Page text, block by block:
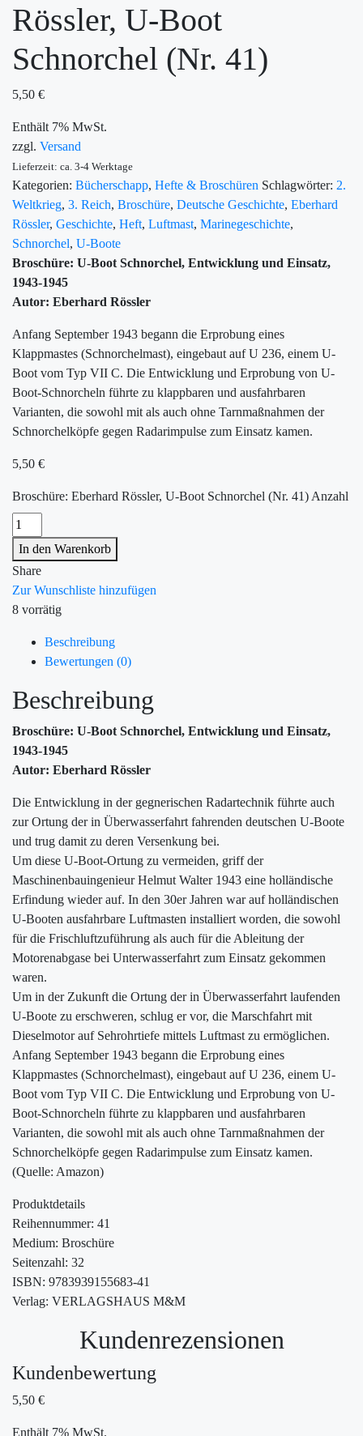
Rössler, U-Boot
Schnorchel (Nr. 41)
5,50 €
Enthält 7% MwSt.
zzgl. Versand
Lieferzeit: ca. 3-4 Werktage
Kategorien: Bücherschapp, Hefte & Broschüren Schlagwörter: 2.
Weltkrieg, 3. Reich, Broschüre, Deutsche Geschichte, Eberhard
Rössler, Geschichte, Heft, Luftmast, Marinegeschichte,
Schnorchel, U-Boote
Broschüre: U-Boot Schnorchel, Entwicklung und Einsatz,
1943-1945
Autor: Eberhard Rössler
Anfang September 1943 begann die Erprobung eines
Klappmastes (Schnorchelmast), eingebaut auf U 236, einem U-
Boot vom Typ VII C. Die Entwicklung und Erprobung von U-
Boot-Schnorcheln führte zu klappbaren und ausfahrbaren
Varianten, die sowohl mit als auch ohne Tarnmaßnahmen der
Schnorchelköpfe gegen Radarimpulse zum Einsatz kamen.
5,50 €
Broschüre: Eberhard Rössler, U-Boot Schnorchel (Nr. 41) Anzahl
In den Warenkorb
Share
Zur Wunschliste hinzufügen
8 vorrätig
Beschreibung
Bewertungen (0)
Beschreibung
Broschüre: U-Boot Schnorchel, Entwicklung und Einsatz,
1943-1945
Autor: Eberhard Rössler
Die Entwicklung in der gegnerischen Radartechnik führte auch
zur Ortung der in Überwasserfahrt fahrenden deutschen U-Boote
und trug damit zu deren Versenkung bei.
Um diese U-Boot-Ortung zu vermeiden, griff der
Maschinenbauingenieur Helmut Walter 1943 eine holländische
Erfindung wieder auf. In den 30er Jahren war auf holländischen
U-Booten ausfahrbare Luftmasten installiert worden, die sowohl
für die Frischluftzuführung als auch für die Ableitung der
Motorenabgase bei Unterwasserfahrt zum Einsatz gekommen
waren.
Um in der Zukunft die Ortung der in Überwasserfahrt laufenden
U-Boote zu erschweren, schlug er vor, die Marschfahrt mit
Dieselmotor auf Sehrohrtiefe mittels Luftmast zu ermöglichen.
Anfang September 1943 begann die Erprobung eines
Klappmastes (Schnorchelmast), eingebaut auf U 236, einem U-
Boot vom Typ VII C. Die Entwicklung und Erprobung von U-
Boot-Schnorcheln führte zu klappbaren und ausfahrbaren
Varianten, die sowohl mit als auch ohne Tarnmaßnahmen der
Schnorchelköpfe gegen Radarimpulse zum Einsatz kamen.
(Quelle: Amazon)
Produktdetails
Reihennummer: 41
Medium: Broschüre
Seitenzahl: 32
ISBN: 9783939155683-41
Verlag: VERLAGSHAUS M&M
Kundenrezensionen
Kundenbewertung
5,50 €
Enthält 7% MwSt.